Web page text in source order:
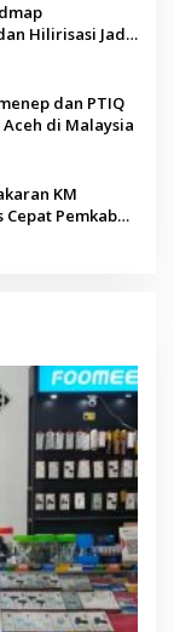
Hilirisasi Jadi
dan PTIQ
Aceh di Malaysia
KM
Cepat Pemkab